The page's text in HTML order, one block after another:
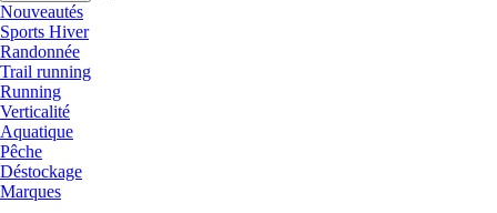
Nouveautés
Sports Hiver
Randonnée
Trail running
Running
Verticalité
Aquatique
Pêche
Déstockage
Marques